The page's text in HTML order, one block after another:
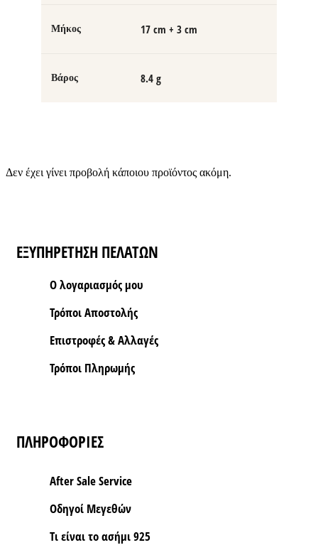
Μήκος 17 cm + 3 cm
Βάρος 8.4 g
Δεν έχει γίνει προβολή κάποιου προϊόντος ακόμη.
ΕΞΥΠΗΡΕΤΗΣΗ ΠΕΛΑΤΩΝ
Ο λογαριασμός μου
Τρόποι Aποστολής
Επιστροφές & Αλλαγές
Τρόποι Πληρωμής
ΠΛΗΡΟΦΟΡΙΕΣ
After Sale Service
Οδηγοί Μεγεθών
Τι είναι το ασήμι 925